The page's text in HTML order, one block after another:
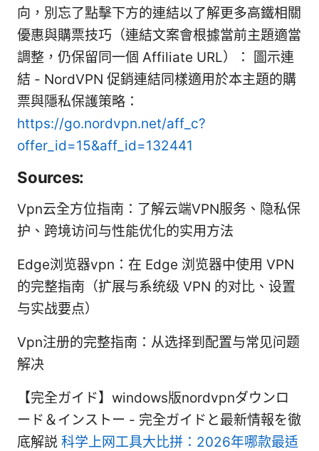
向，別忘了點擊下方的連結以了解更多高鐵相關
優惠與購票技巧（連結文案會根據當前主題適當
調整，仍保留同一個 Affiliate URL）： 圖示連
結 - NordVPN 促銷連結同樣適用於本主題的購
票與隱私保護策略：
https://go.nordvpn.net/aff_c?
offer_id=15&aff_id=132441
Sources:
Vpn云全方位指南：了解云端VPN服务、隐私保
护、跨境访问与性能优化的实用方法
Edge浏览器vpn：在 Edge 浏览器中使用 VPN
的完整指南（扩展与系统级 VPN 的对比、设置
与实战要点）
Vpn注册的完整指南：从选择到配置与常见问题
解决
【完全ガイド】windows版nordvpnダウンロ
ード＆インストー - 完全ガイドと最新情報を徹
底解説 科学上网工具大比拼：2026年哪款最适